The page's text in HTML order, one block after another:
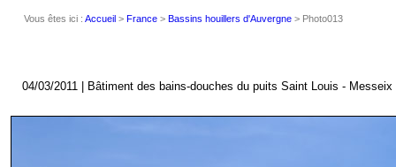
Vous êtes ici : Accueil > France > Bassins houillers d'Auvergne > Photo013
04/03/2011 | Bâtiment des bains-douches du puits Saint Louis - Messeix